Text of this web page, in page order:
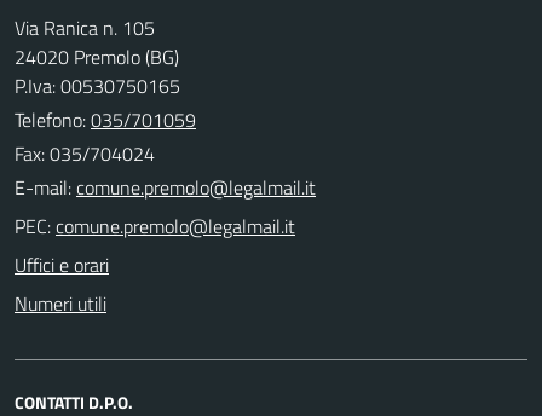
Via Ranica n. 105
24020 Premolo (BG)
P.Iva: 00530750165
Telefono:035/701059
Fax: 035/704024
E-mail:
PEC:
Uffici e orari
Numeri utili
CONTATTI D.P.O.